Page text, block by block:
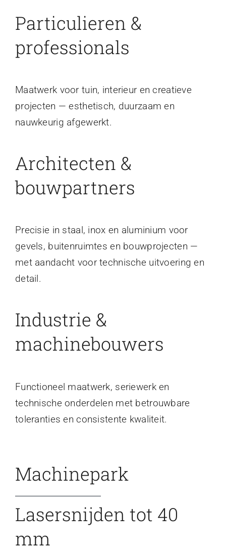
Particulieren &
professionals
Maatwerk voor tuin, interieur en creatieve
projecten — esthetisch, duurzaam en
nauwkeurig afgewerkt.
Architecten &
bouwpartners
Precisie in staal, inox en aluminium voor
gevels, buitenruimtes en bouwprojecten —
met aandacht voor technische uitvoering en
detail.
Industrie &
machinebouwers
Functioneel maatwerk, seriewerk en
technische onderdelen met betrouwbare
toleranties en consistente kwaliteit.
Machinepark
Lasersnijden tot 40
mm